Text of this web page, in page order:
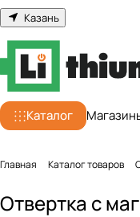
Казань
Каталог
Главная Каталог товаров
Отвертка с